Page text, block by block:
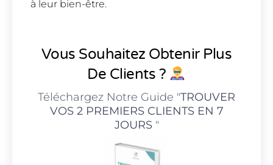
à leur bien-être.
Vous Souhaitez Obtenir Plus
De Clients ?
Téléchargez Notre Guide "TROUVER
VOS 2 PREMIERS CLIENTS EN 7
JOURS"